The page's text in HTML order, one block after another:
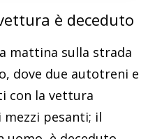
è deceduto
mattina sulla strada
dove due autotreni e
con la vettura
pesanti; il